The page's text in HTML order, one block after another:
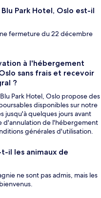
Park Hotel, Oslo est-il
fermeture du 22 décembre
à l'hébergement
sans frais et recevoir
?
Park Hotel, Oslo propose des
disponibles sur notre
jusqu'à quelques jours avant
d'annulation de l'hébergement
générales d'utilisation.
il les animaux de
ne sont pas admis, mais les